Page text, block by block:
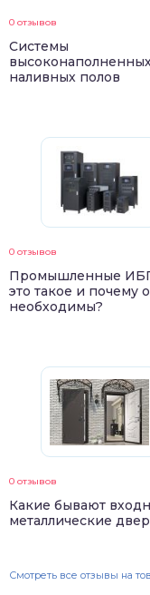
0 отзывов
Системы
наливных полов
0 отзывов
Промышленные
это такое и почему
необходимы?
0 отзывов
Какие бывают
металлические
Смотреть все отзывы на